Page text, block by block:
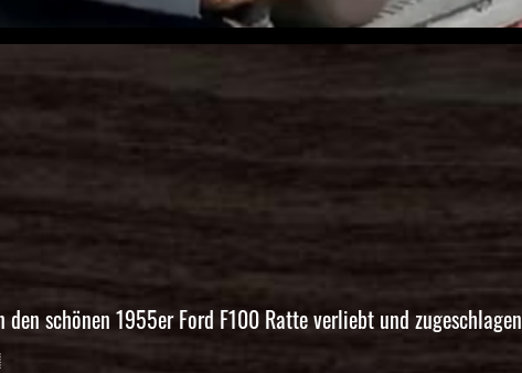
schönen 1955er Ford F100 Ratte verliebt und zugeschlagen